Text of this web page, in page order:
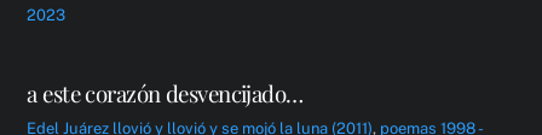
2023
a este corazón desvencijado…
Edel Juárez llovió y llovió y se mojó la luna (2011), poemas 1998 -